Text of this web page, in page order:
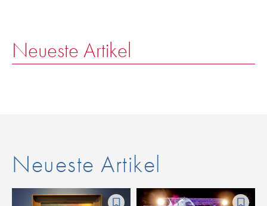
Neueste Artikel
Neueste Artikel